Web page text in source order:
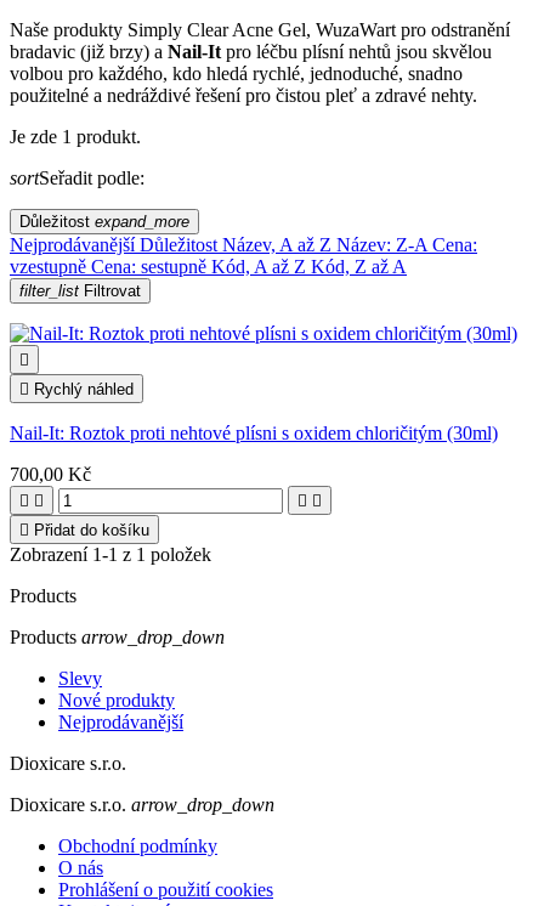
Naše produkty Simply Clear Acne Gel, WuzaWart pro odstranění
bradavic (již brzy) a Nail-It pro léčbu plísní nehtů jsou skvělou
volbou pro každého, kdo hledá rychlé, jednoduché, snadno
použitelné a nedráždivé řešení pro čistou pleť a zdravé nehty.
Je zde 1 produkt.
sortSeřadit podle:
Důležitost expand_more
NejprodávanějšíDůležitost Název, A až Z Název: Z-A Cena:
vzestupně Cena: sestupně Kód, A až Z Kód, Z až A
filter_list Filtrovat

 Rychlý náhled
Nail-It: Roztok proti nehtové plísni s oxidem chloričitým (30ml)
700,00 Kč
   
 Přidat do košíku
Zobrazení 1-1 z 1 položek
Products
Products arrow_drop_down
Slevy
Nové produkty
Nejprodávanější
Dioxicare s.r.o.
Dioxicare s.r.o. arrow_drop_down
Obchodní podmínky
O nás
Prohlášení o použití cookies